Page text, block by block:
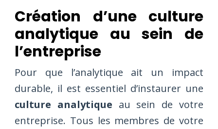
Création d’une culture
analytique au sein de
l’entreprise
Pour que l’analytique ait un impact
durable, il est essentiel d’instaurer une
culture analytique au sein de votre
entreprise. Tous les membres de votre